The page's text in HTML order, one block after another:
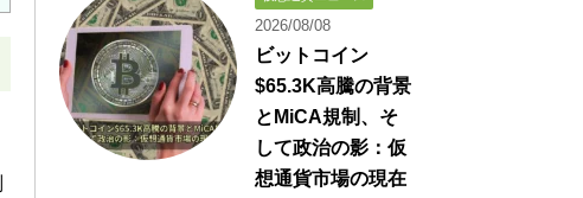
2026/08/08
ビットコイン
$65.3K高騰の背景
とMiCA規制、そ
して政治の影：仮
想通貨市場の現在